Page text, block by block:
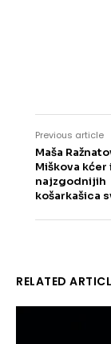
Previous article
Maša
Miškova
najzgodnijih
košarkašica
RELATED